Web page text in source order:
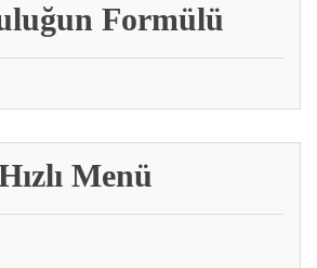
Formülü
Menü